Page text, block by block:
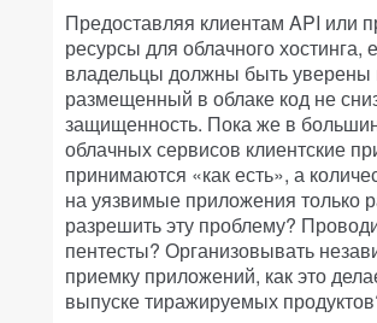
Предоставляя клиентам API или
ресурсы для облачного хостинга,
владельцы должны быть уверены
размещенный в облаке код не
защищенность. Пока же в
облачных сервисов клиентские
принимаются «как есть», а
на уязвимые приложения только
разрешить эту проблему?
пентесты? Организовывать
приемку приложений, как это
выпуске тиражируемых